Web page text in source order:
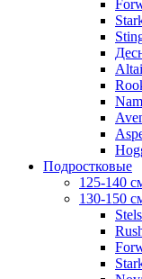
Подростковые
125-140
130-150
Stels